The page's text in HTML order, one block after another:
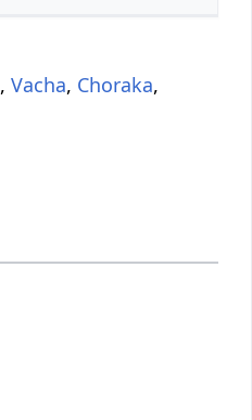
,Vacha, Choraka,